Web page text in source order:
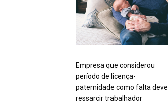
Empresa que considerou
período de licença-
paternidade como falta deve
ressarcir trabalhador